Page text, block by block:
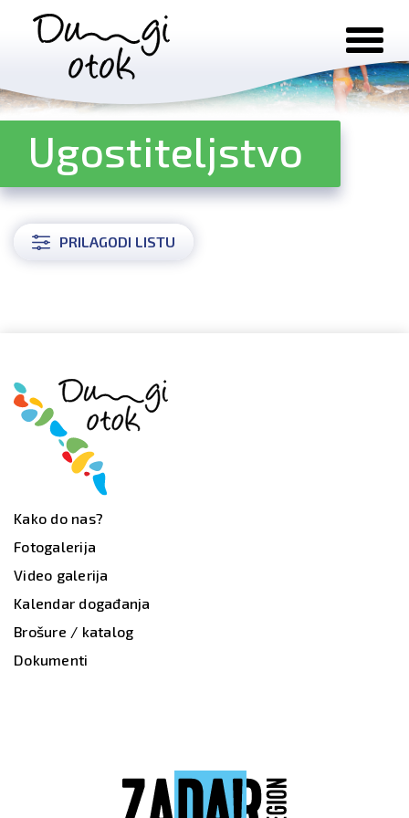
Preskoči na sadržaj
Ugostiteljstvo
PRILAGODI LISTU
Kako do nas?
Fotogalerija
Video galerija
Kalendar događanja
Brošure / katalog
Dokumenti